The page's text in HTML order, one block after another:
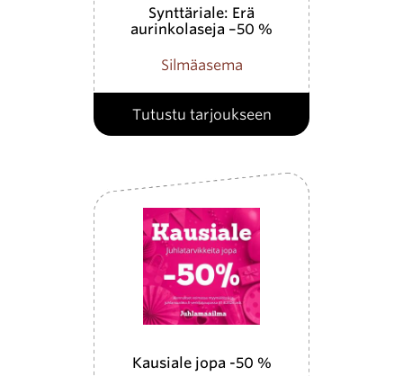
Synttäriale: Erä
aurinkolaseja –50 %
Silmäasema
Tutustu tarjoukseen
Kausiale jopa -50 %